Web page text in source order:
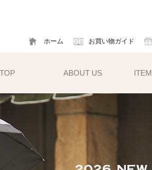
ホーム お買い物ガイド
TOP ABOUT US ITEM
帽子
ハット
キャスケット